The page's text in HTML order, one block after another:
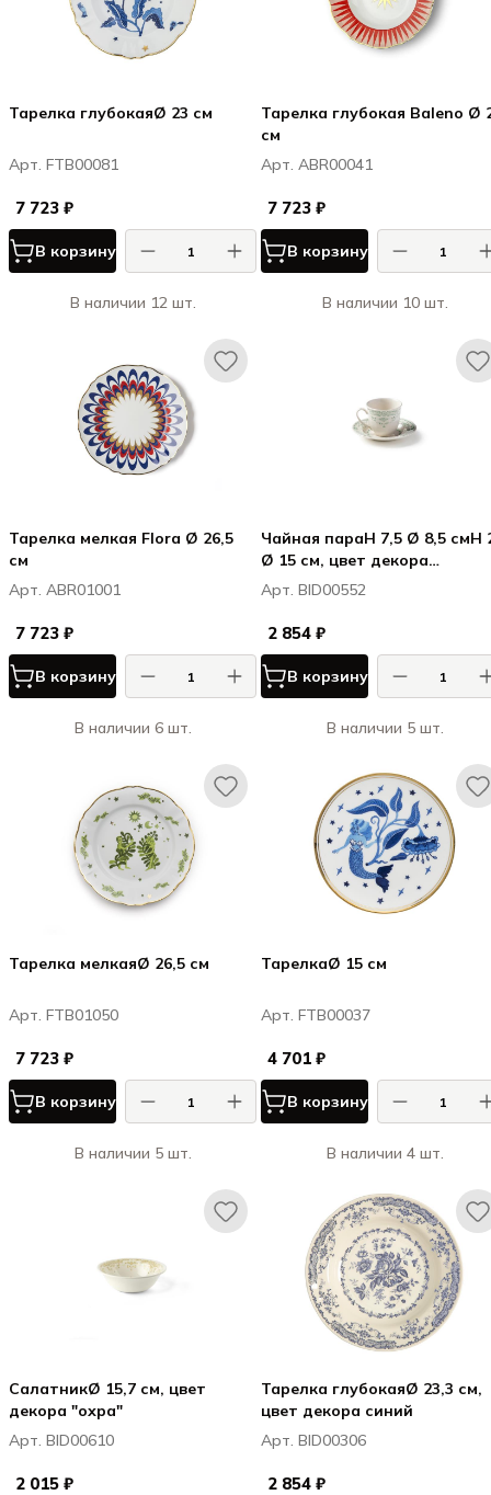
Тарелка глубокаяØ 23 см
Арт. FTB00081
7 723 ₽
В корзину
В наличии 12 шт.
Тарелка глубокая Baleno Ø 23
см
Арт. ABR00041
7 723 ₽
В корзину
В наличии 10 шт.
Тарелка мелкая Flora Ø 26,5
см
Арт. ABR01001
7 723 ₽
В корзину
В наличии 6 шт.
Чайная параH 7,5 Ø 8,5 смH 2,4
Ø 15 см, цвет декора
"шалфей"
Арт. BID00552
2 854 ₽
В корзину
В наличии 5 шт.
Тарелка мелкаяØ 26,5 см
Арт. FTB01050
7 723 ₽
В корзину
В наличии 5 шт.
ТарелкаØ 15 см
Арт. FTB00037
4 701 ₽
В корзину
В наличии 4 шт.
СалатникØ 15,7 см, цвет
декора "охра"
Арт. BID00610
2 015 ₽
Тарелка глубокаяØ 23,3 см,
цвет декора синий
Арт. BID00306
2 854 ₽